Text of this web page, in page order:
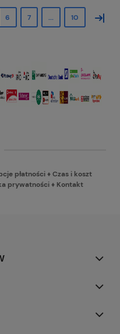
6 7 ... 10 »
płatności♦Czas i koszt
prywatności♦ Kontakt